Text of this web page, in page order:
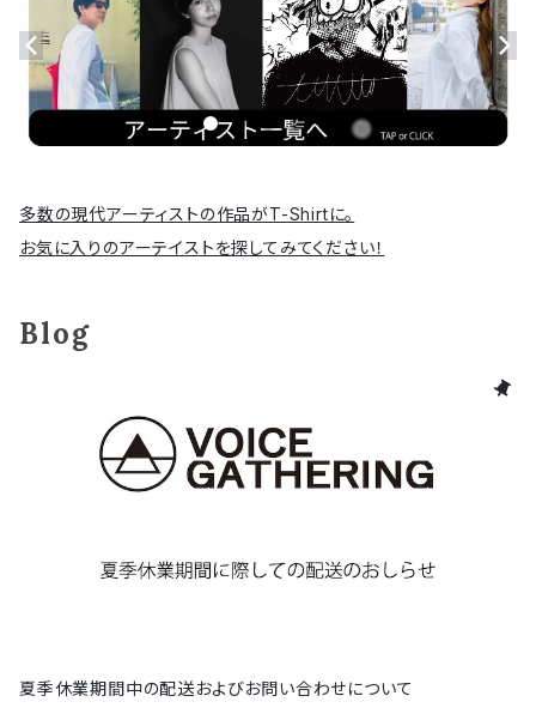
多数の現代アーティストの作品がT-Shirtに。
お気に入りのアーテイストを探してみてください！
Blog
夏季休業期間中の配送およびお問い合わせについて